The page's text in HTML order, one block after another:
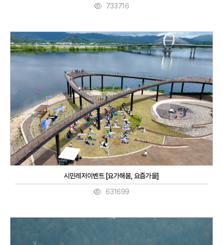
733716
시민레저이벤트 [요가해봄, 요즘가을]
631699